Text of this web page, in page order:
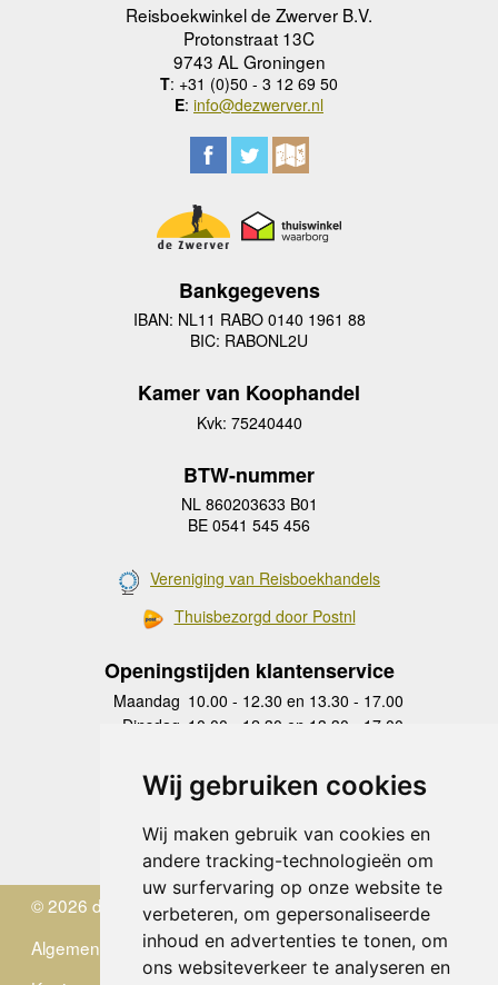
Wij gebruiken cookies
Wij maken gebruik van cookies en
andere tracking-technologieën om
uw surfervaring op onze website te
verbeteren, om gepersonaliseerde
inhoud en advertenties te tonen, om
ons websiteverkeer te analyseren en
Reisboekwinkel de Zwerver B.V.
Protonstraat 13C
9743 AL Groningen
T: +31 (0)50 - 3 12 69 50
E: info@dezwerver.nl
Bankgegevens
IBAN: NL11 RABO 0140 1961 88
BIC: RABONL2U
Kamer van Koophandel
Kvk: 75240440
BTW-nummer
NL 860203633 B01
BE 0541 545 456
Vereniging van Reisboekhandels
Thuisbezorgd door Postnl
Openingstijden klantenservice
Maandag 10.00 - 12.30 en 13.30 - 17.00
Dinsdag 10.00 - 12.30 en 13.30 - 17.00
Donderdag
10.00 - 12.30 en 13.30 - 17.00
Vrijdag 10.00 - 12.30 en 13.30 - 17.00
Zaterdag
gesloten
Zondag gesloten
© 2026 de Zwerver
Algemene Voorwaarden